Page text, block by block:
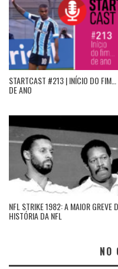
STARTCAST #213 | INÍCIO DO FIM…
DE ANO
NFL STRIKE 1982: A MAIOR GREVE
HISTÓRIA DA NFL
NO